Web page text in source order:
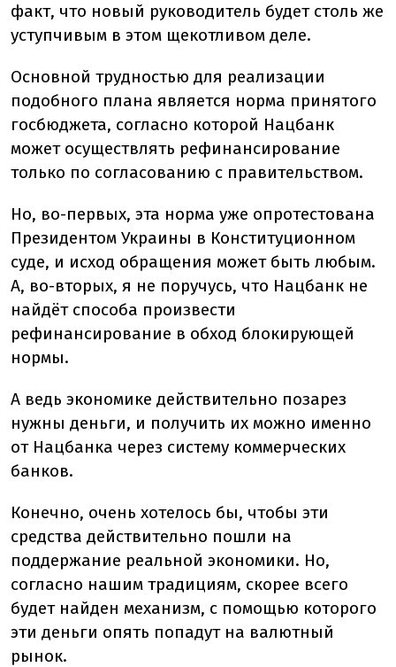
факт, что новый руководитель будет столь же
уступчивым в этом щекотливом деле.
Основной трудностью для реализации
подобного плана является норма принятого
госбюджета, согласно которой Нацбанк
может осуществлять рефинансирование
только по согласованию с правительством.
Но, во-первых, эта норма уже опротестована
Президентом Украины в Конституционном
суде, и исход обращения может быть любым.
А, во-вторых, я не поручусь, что Нацбанк не
найдёт способа произвести
рефинансирование в обход блокирующей
нормы.
А ведь экономике действительно позарез
нужны деньги, и получить их можно именно
от Нацбанка через систему коммерческих
банков.
Конечно, очень хотелось бы, чтобы эти
средства действительно пошли на
поддержание реальной экономики. Но,
согласно нашим традициям, скорее всего
будет найден механизм, с помощью которого
эти деньги опять попадут на валютный
рынок.